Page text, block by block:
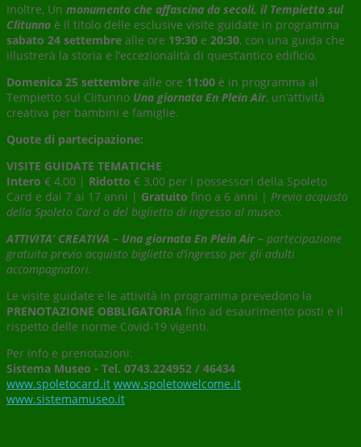
Inoltre, Un monumento che affascina da secoli, il Tempietto sul
Clitunno è il titolo delle esclusive visite guidate in programma
sabato 24 settembre alle ore 19:30 e 20:30, con una guida che
illustrerà la storia e l’eccezionalità di quest’antico edificio.
Domenica 25 settembre alle ore 11:00 è in programma al
Tempietto sul Clitunno Una giornata En Plein Air, un’attività
creativa per bambini e famiglie.
Quote di partecipazione:
VISITE GUIDATE TEMATICHE
Intero € 4,00 | Ridotto € 3,00 per i possessori della Spoleto
Card e dai 7 ai 17 anni | Gratuito fino a 6 anni | Previo acquisto
della Spoleto Card o del biglietto di ingresso al museo.
ATTIVITA’ CREATIVA – Una giornata En Plein Air – partecipazione
gratuita previo acquisto biglietto d’ingresso per gli adulti
accompagnatori.
Le visite guidate e le attività in programma prevedono la
PRENOTAZIONE OBBLIGATORIA fino ad esaurimento posti e il
rispetto delle norme Covid-19 vigenti.
Per info e prenotazioni:
Sistema Museo - Tel. 0743.224952 / 46434
www.spoletocard.it www.spoletowelcome.it
www.sistemamuseo.it